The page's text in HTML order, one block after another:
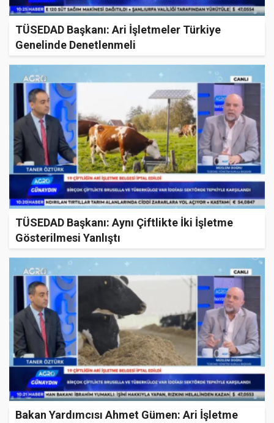
TÜSEDAD Başkanı: Ari İşletmeler Türkiye
Genelinde Denetlenmeli
TÜSEDAD Başkanı: Aynı Çiftlikte İki İşletme
Gösterilmesi Yanlıştı
Bakan Yardımcısı Ahmet Gümen: Ari İşletme